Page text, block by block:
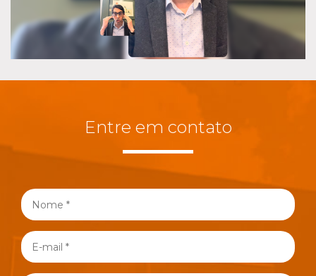
Entre em contato